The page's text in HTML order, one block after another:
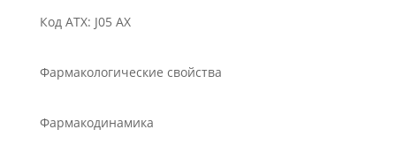
Код АТХ: J05 АХ
Фармакологические свойства
Фармакодинамика